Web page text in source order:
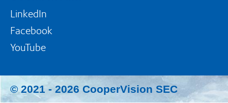
LinkedIn
Facebook
YouTube
© 2021 -2026 CooperVision SEC